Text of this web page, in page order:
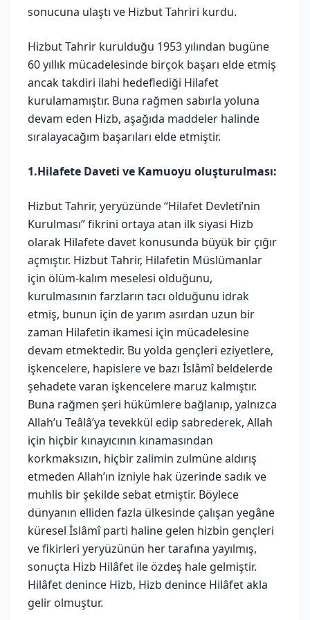
sonucuna ulaştı ve Hizbut Tahriri kurdu.
Hizbut Tahrir kurulduğu 1953 yılından bugüne
60 yıllık mücadelesinde birçok başarı elde etmiş
ancak takdiri ilahi hedeflediği Hilafet
kurulamamıştır. Buna rağmen sabırla yoluna
devam eden Hizb, aşağıda maddeler halinde
sıralayacağım başarıları elde etmiştir.
1.Hilafete Daveti ve Kamuoyu oluşturulması:
Hizbut Tahrir, yeryüzünde “Hilafet Devleti’nin
Kurulması” fikrini ortaya atan ilk siyasi Hizb
olarak Hilafete davet konusunda büyük bir çığır
açmıştır. Hizbut Tahrir, Hilafetin Müslümanlar
için ölüm-kalım meselesi olduğunu,
kurulmasının farzların tacı olduğunu idrak
etmiş, bunun için de yarım asırdan uzun bir
zaman Hilafetin ikamesi için mücadelesine
devam etmektedir. Bu yolda gençleri eziyetlere,
işkencelere, hapislere ve bazı İslâmî beldelerde
şehadete varan işkencelere maruz kalmıştır.
Buna rağmen şeri hükümlere bağlanıp, yalnızca
Allah’u Teâlâ’ya tevekkül edip sabrederek, Allah
için hiçbir kınayıcının kınamasından
korkmaksızın, hiçbir zalimin zulmüne aldırış
etmeden Allah’ın izniyle hak üzerinde sadık ve
muhlis bir şekilde sebat etmiştir. Böylece
dünyanın elliden fazla ülkesinde çalışan yegâne
küresel İslâmî parti haline gelen hizbin gençleri
ve fikirleri yeryüzünün her tarafına yayılmış,
sonuçta Hizb Hilâfet ile özdeş hale gelmiştir.
Hilâfet denince Hizb, Hizb denince Hilâfet akla
gelir olmuştur.